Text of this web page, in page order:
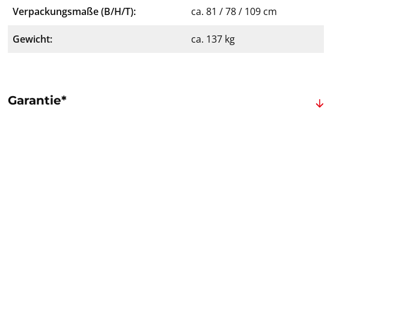
Verpackungsmaße (B/H/T): ca. 81 / 78 / 109 cm
Gewicht: ca. 137 kg
Garantie*